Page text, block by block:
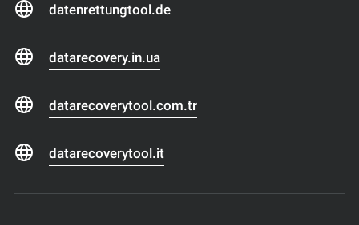
datenrettungtool.de
datarecovery.in.ua
datarecoverytool.com.tr
datarecoverytool.it